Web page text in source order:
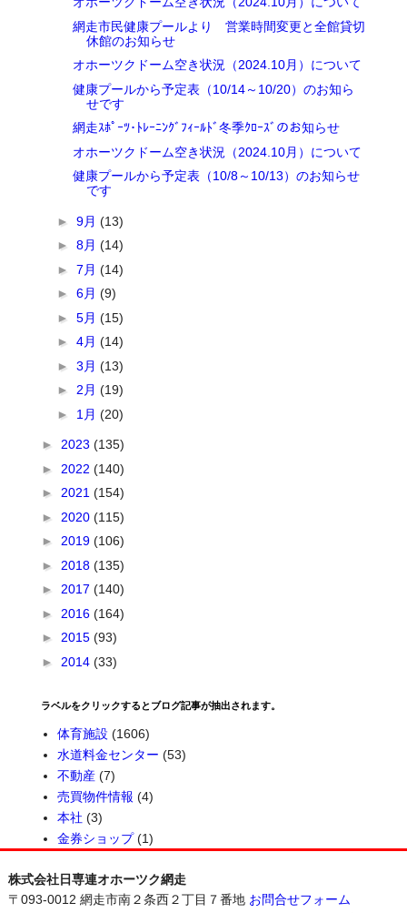
網走市民健康プールより 営業時間変更と全館貸切
休館のお知らせ
オホーツクドーム空き状況（2024.10月）について
健康プールから予定表（10/14～10/20）のお知ら
せです
網走ｽﾎﾟｰﾂ･ﾄﾚｰﾆﾝｸﾞﾌｨｰﾙﾄﾞ冬季ｸﾛｰｽﾞのお知らせ
オホーツクドーム空き状況（2024.10月）について
健康プールから予定表（10/8～10/13）のお知らせ
です
►9月(13)
►8月(14)
►7月(14)
►6月(9)
►5月(15)
►4月(14)
►3月(13)
► 2月(19)
► 1月(20)
► 2023(135)
► 2022(140)
► 2021(154)
► 2020(115)
► 2019(106)
► 2018(135)
► 2017(140)
► 2016(164)
► 2015(93)
► 2014(33)
ラベルをクリックするとブログ記事が抽出されます。
体育施設 (1606)
水道料金センター (53)
不動産 (7)
売買物件情報 (4)
本社 (3)
金券ショップ (1)
株式会社日専連オホーツク網走
〒093-0012 網走市南２条西２丁目７番地 お問合せフォーム